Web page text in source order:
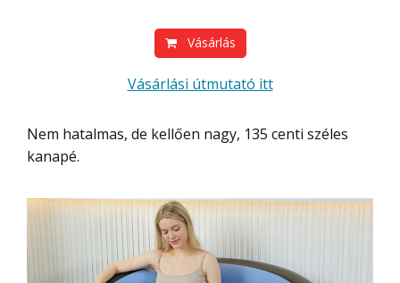
Vásárlás
Vásárlási útmutató itt
Nem hatalmas, de kellően nagy, 135 centi széles
kanapé.